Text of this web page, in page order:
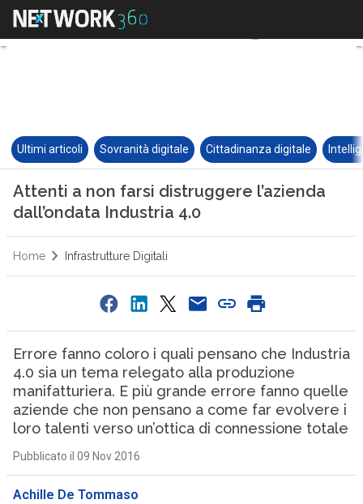
Ultimi articoli Sovranità digitale Cittadinanza digitale
Attenti a non farsi distruggere l’azienda
dall’ondata Industria 4.0
Home Infrastrutture Digitali
Errore fanno coloro i quali pensano che Industria
4.0 sia un tema relegato alla produzione
manifatturiera. E più grande errore fanno quelle
aziende che non pensano a come far evolvere i
loro talenti verso un’ottica di connessione totale
Pubblicato il 09 Nov 2016
Achille De Tommaso